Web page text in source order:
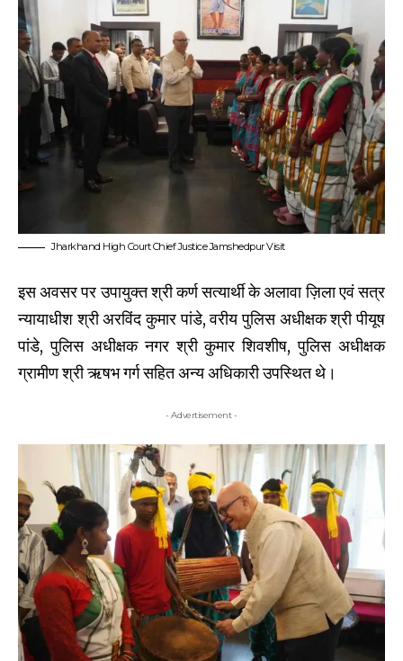
Jharkhand High Court Chief Justice Jamshedpur Visit
इस अवसर पर उपायुक्त श्री कर्ण सत्यार्थी के अलावा ज़िला एवं सत्र
न्यायाधीश श्री अरविंद कुमार पांडे, वरीय पुलिस अधीक्षक श्री पीयूष
पांडे, पुलिस अधीक्षक नगर श्री कुमार शिवशीष, पुलिस अधीक्षक
ग्रामीण श्री ऋषभ गर्ग सहित अन्य अधिकारी उपस्थित थे।
- Advertisement -